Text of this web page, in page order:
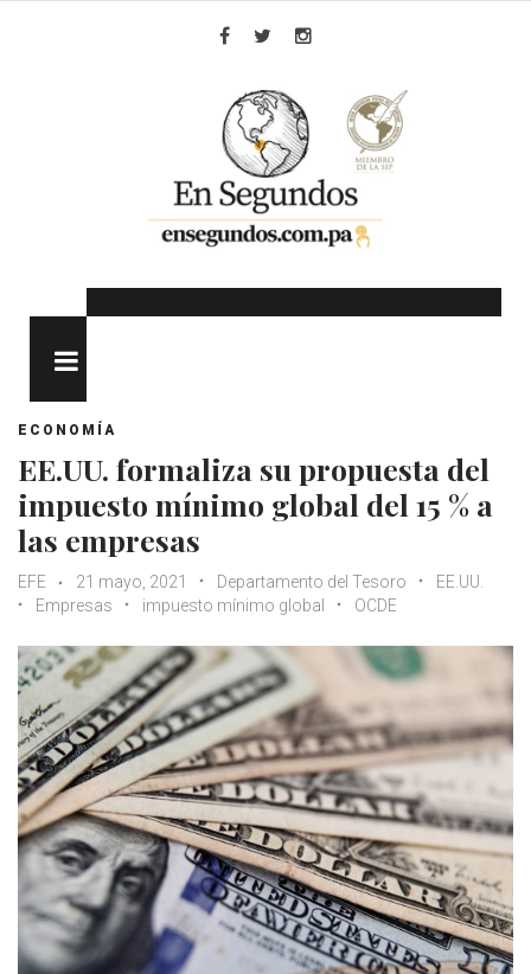
ECONOMÍA
EE.UU. formaliza su propuesta del
impuesto mínimo global del 15 % a
las empresas
EFE 21 mayo, 2021 Departamento del Tesoro
EE.UU.
Empresas
impuesto mínimo global OCDE